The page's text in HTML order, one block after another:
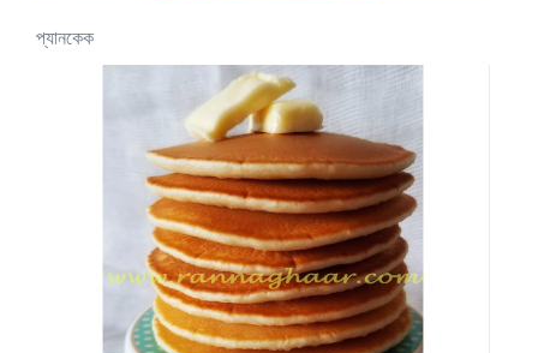
প্যানকেক